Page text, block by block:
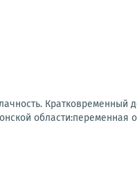
области:переменная